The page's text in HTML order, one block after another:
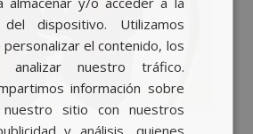
ENGLISH
del dispositivo. Utilizamos
personalizar el contenido, los
analizar nuestro tráfico.
información sobre
sitio con nuestros
y análisis, quienes